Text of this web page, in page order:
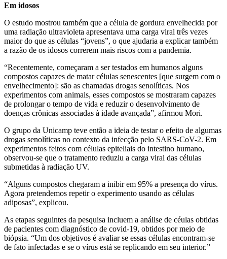
Em idosos
O estudo mostrou também que a célula de gordura envelhecida por
uma radiação ultravioleta apresentava uma carga viral três vezes
maior do que as células “jovens”, o que ajudaria a explicar também
a razão de os idosos correrem mais riscos com a pandemia.
“Recentemente, começaram a ser testados em humanos alguns
compostos capazes de matar células senescentes [que surgem com o
envelhecimento]: são as chamadas drogas senolíticas. Nos
experimentos com animais, esses compostos se mostraram capazes
de prolongar o tempo de vida e reduzir o desenvolvimento de
doenças crônicas associadas à idade avançada”, afirmou Mori.
O grupo da Unicamp teve então a ideia de testar o efeito de algumas
drogas senolíticas no contexto da infecção pelo SARS-CoV-2. Em
experimentos feitos com células epiteliais do intestino humano,
observou-se que o tratamento reduziu a carga viral das células
submetidas à radiação UV.
“Alguns compostos chegaram a inibir em 95% a presença do vírus.
Agora pretendemos repetir o experimento usando as células
adiposas”, explicou.
As etapas seguintes da pesquisa incluem a análise de céulas obtidas
de pacientes com diagnóstico de covid-19, obtidos por meio de
biópsia. “Um dos objetivos é avaliar se essas células encontram-se
de fato infectadas e se o vírus está se replicando em seu interior.”